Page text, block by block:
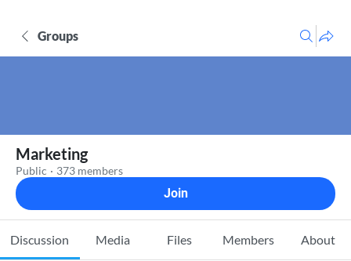
Groups
Marketing
Public · 373 members
Join
Discussion Media Files Members About